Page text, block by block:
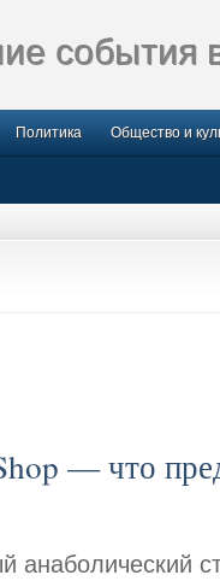
события
Политика Общество и
— что